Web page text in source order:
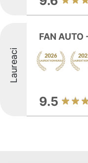
Laureaci
FAN
9.5